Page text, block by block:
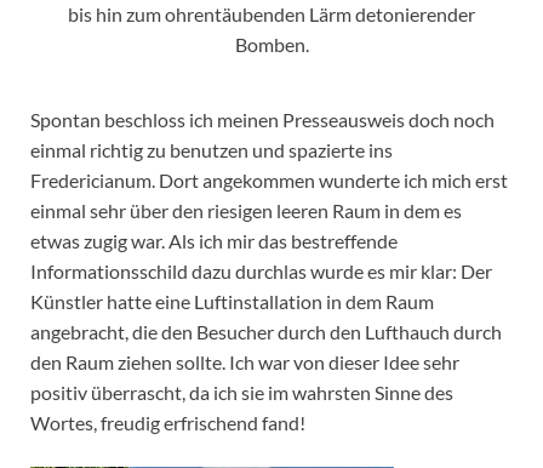
bis hin zum ohrentäubenden Lärm detonierender
Bomben.
Spontan beschloss ich meinen Presseausweis doch noch
einmal richtig zu benutzen und spazierte ins
Fredericianum. Dort angekommen wunderte ich mich erst
einmal sehr über den riesigen leeren Raum in dem es
etwas zugig war. Als ich mir das bestreffende
Informationsschild dazu durchlas wurde es mir klar: Der
Künstler hatte eine Luftinstallation in dem Raum
angebracht, die den Besucher durch den Lufthauch durch
den Raum ziehen sollte. Ich war von dieser Idee sehr
positiv überrascht, da ich sie im wahrsten Sinne des
Wortes, freudig erfrischend fand!